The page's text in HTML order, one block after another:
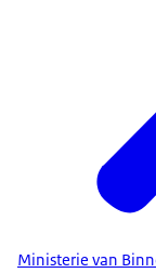
Ministerie van